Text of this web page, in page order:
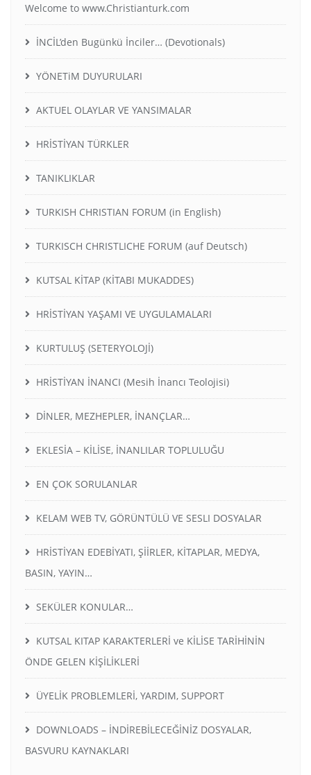
Welcome to www.Christianturk.com
İNCİL’den Bugünkü İnciler… (Devotionals)
YÖNETiM DUYURULARI
AKTUEL OLAYLAR VE YANSIMALAR
HRİSTİYAN TÜRKLER
TANIKLIKLAR
TURKISH CHRISTIAN FORUM (in English)
TURKISCH CHRISTLICHE FORUM (auf Deutsch)
KUTSAL KİTAP (KİTABI MUKADDES)
HRİSTİYAN YAŞAMI VE UYGULAMALARI
KURTULUŞ (SETERYOLOJİ)
HRİSTİYAN İNANCI (Mesih İnancı Teolojisi)
DİNLER, MEZHEPLER, İNANÇLAR…
EKLESİA – KİLİSE, İNANLILAR TOPLULUĞU
EN ÇOK SORULANLAR
KELAM WEB TV, GÖRÜNTÜLÜ VE SESLI DOSYALAR
HRİSTİYAN EDEBİYATI, ŞİİRLER, KİTAPLAR, MEDYA,
BASIN, YAYIN…
SEKÜLER KONULAR…
KUTSAL KITAP KARAKTERLERİ ve KİLİSE TARİHİNİN
ÖNDE GELEN KİŞİLİKLERİ
ÜYELİK PROBLEMLERİ, YARDIM, SUPPORT
DOWNLOADS – İNDİREBİLECEĞİNİZ DOSYALAR,
BASVURU KAYNAKLARI